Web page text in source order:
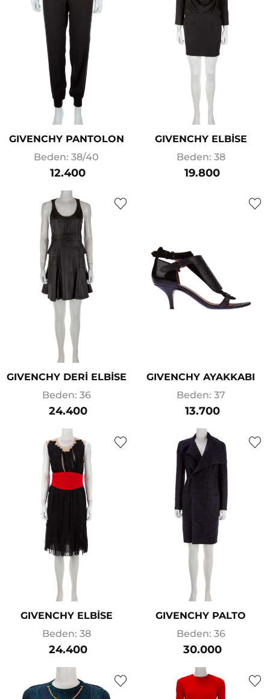
GIVENCHY PANTOLON
Beden: 38/40
12.400
GIVENCHY ELBİSE
Beden: 38
19.800
GIVENCHY DERİ ELBİSE
Beden: 36
24.400
GIVENCHY AYAKKABI
Beden: 37
13.700
GIVENCHY ELBİSE
Beden: 38
24.400
GIVENCHY PALTO
Beden: 36
30.000